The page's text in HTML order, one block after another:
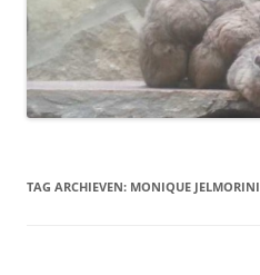
TAG ARCHIEVEN: MONIQUE JELMORINI